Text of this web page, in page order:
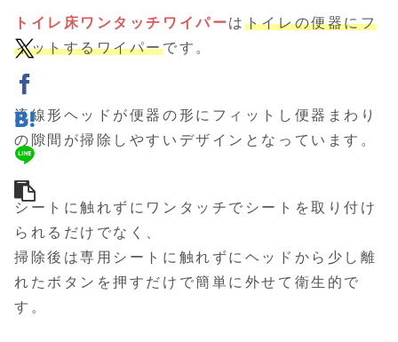
トイレ床ワンタッチワイパーは トイレの便器にフ
ィットするワイパーです。
流線形ヘッドが便器の形にフィットし便器まわり
の隙間が掃除しやすいデザインとなっています。
シートに触れずにワンタッチでシートを取り付け
られるだけでなく、
掃除後は専用シートに触れずにヘッドから少し離
れたボタンを押すだけで簡単に外せて衛生的で
す。